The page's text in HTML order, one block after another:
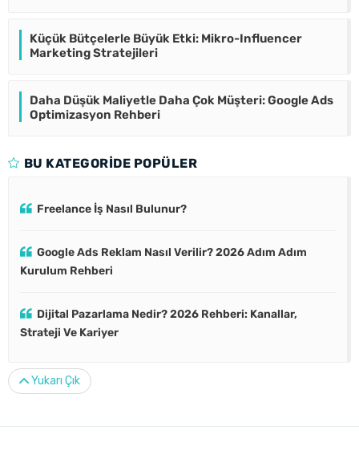
Küçük Bütçelerle Büyük Etki: Mikro-Influencer
Marketing Stratejileri
Daha Düşük Maliyetle Daha Çok Müşteri: Google Ads
Optimizasyon Rehberi
BU KATEGORIDE POPÜLER
Freelance İş Nasıl Bulunur?
Google Ads Reklam Nasıl Verilir? 2026 Adım Adım
Kurulum Rehberi
Dijital Pazarlama Nedir? 2026 Rehberi: Kanallar,
Strateji Ve Kariyer
Yukarı Çık